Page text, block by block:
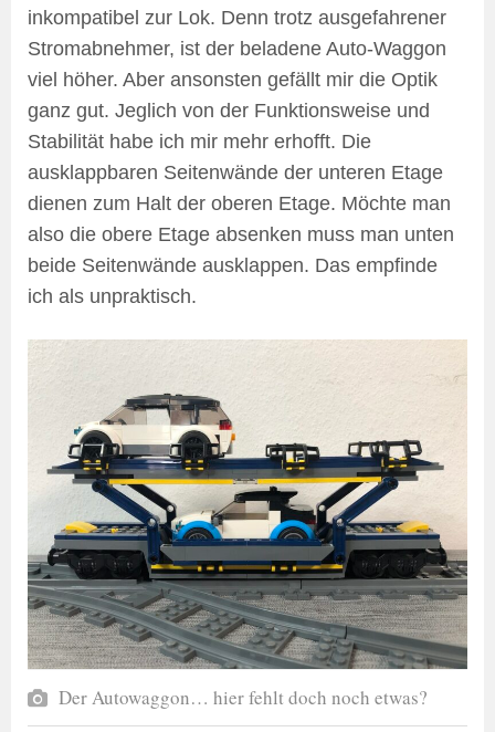
inkompatibel zur Lok. Denn trotz ausgefahrener
Stromabnehmer, ist der beladene Auto-Waggon
viel höher. Aber ansonsten gefällt mir die Optik
ganz gut. Jeglich von der Funktionsweise und
Stabilität habe ich mir mehr erhofft. Die
ausklappbaren Seitenwände der unteren Etage
dienen zum Halt der oberen Etage. Möchte man
also die obere Etage absenken muss man unten
beide Seitenwände ausklappen. Das empfinde
ich als unpraktisch.
Der Autowaggon… hier fehlt doch noch etwas?